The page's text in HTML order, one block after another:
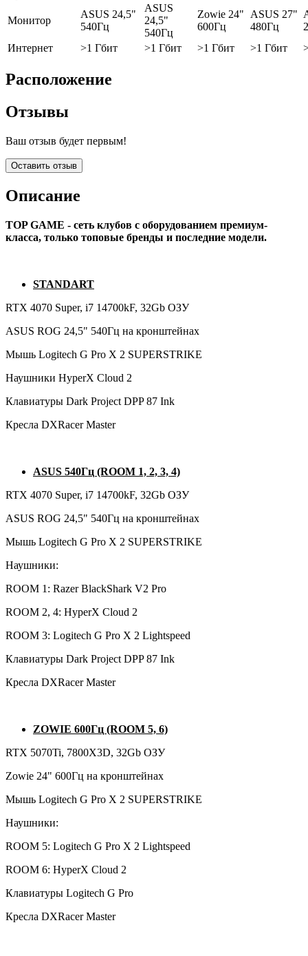
Монитор
ASUS 24,5"
540Гц
ASUS
24,5"
540Гц
Zowie 24"
600Гц
ASUS 27"
480Гц
Интернет
>1 Гбит >1 Гбит >1 Гбит >1 Гбит
Расположение
Отзывы
Ваш отзыв будет первым!
Оставить отзыв
Описание
TOP GAME - сеть клубов с оборудованием премиум-
класса, только топовые бренды и последние модели.
STANDART
RTX 4070 Super, i7 14700kF, 32Gb ОЗУ
ASUS ROG 24,5" 540Гц на кронштейнах
Мышь Logitech G Pro X 2 SUPERSTRIKE
Наушники HyperX Cloud 2
Клавиатуры Dark Project DPP 87 Ink
Кресла DXRacer Master
ASUS 540Гц (ROOM 1, 2, 3, 4)
RTX 4070 Super, i7 14700kF, 32Gb ОЗУ
ASUS ROG 24,5" 540Гц на кронштейнах
Мышь Logitech G Pro X 2 SUPERSTRIKE
Наушники:
ROOM 1: Razer BlackShark V2 Pro
ROOM 2, 4: HyperX Cloud 2
ROOM 3: Logitech G Pro X 2 Lightspeed
Клавиатуры Dark Project DPP 87 Ink
Кресла DXRacer Master
ZOWIE 600Гц (ROOM 5, 6)
RTX 5070Ti, 7800X3D, 32Gb ОЗУ
Zowie 24" 600Гц на кронштейнах
Мышь Logitech G Pro X 2 SUPERSTRIKE
Наушники:
ROOM 5: Logitech G Pro X 2 Lightspeed
ROOM 6: HyperX Cloud 2
Клавиатуры Logitech G Pro
Кресла DXRacer Master